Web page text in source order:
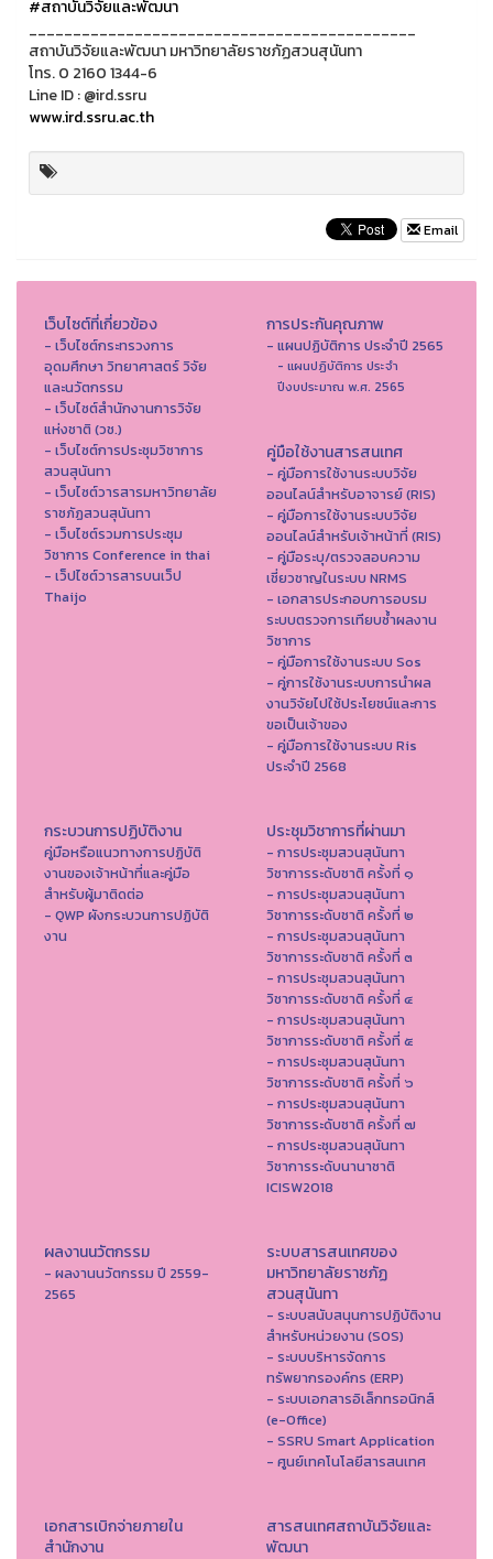
#สถาบันวิจัยและพัฒนา
____________________________________________
สถาบันวิจัยและพัฒนา มหาวิทยาลัยราชภัฏสวนสุนันทา
โทร. 0 2160 1344-6
Line ID : @ird.ssru
www.ird.ssru.ac.th
Email
เว็บไซต์ที่เกี่ยวข้อง
- เว็บไซต์กระทรวงการ
อุดมศึกษา วิทยาศาสตร์ วิจัย
และนวัตกรรม
- เว็บไซต์สำนักงานการวิจัย
แห่งชาติ (วช.)
- เว็บไซต์การประชุมวิชาการ
สวนสุนันทา
- เว็บไซต์วารสารมหาวิทยาลัย
ราชภัฏสวนสุนันทา
- เว็บไซต์รวมการประชุม
วิชาการ Conference in thai
- เว็ปไซต์วารสารบนเว็ป
Thaijo
การประกันคุณภาพ
- แผนปฏิบัติการ ประจำปี 2565
- แผนปฏิบัติการ ประจำ
ปีงบประมาณ พ.ศ. 2565
คู่มือใช้งานสารสนเทศ
- คู่มือการใช้งานระบบวิจัย
ออนไลน์สำหรับอาจารย์ (RIS)
- คู่มือการใช้งานระบบวิจัย
ออนไลน์สำหรับเจ้าหน้าที่ (RIS)
- คู่มือระบุ/ตรวจสอบความ
เชี่ยวชาญในระบบ NRMS
- เอกสารประกอบการอบรม
ระบบตรวจการเทียบซ้ำผลงาน
วิชาการ
- คู่มือการใช้งานระบบ Sos
- คู่การใช้งานระบบการนำผล
งานวิจัยไปใช้ประโยชน์และการ
ขอเป็นเจ้าของ
- คู่มือการใช้งานระบบ Ris
ประจำปี 2568
กระบวนการปฏิบัติงาน
คู่มือหรือแนวทางการปฏิบัติ
งานของเจ้าหน้าที่และคู่มือ
สำหรับผู้มาติดต่อ
- QWP ผังกระบวนการปฏิบัติ
งาน
ประชุมวิชาการที่ผ่านมา
- การประชุมสวนสุนันทา
วิชาการระดับชาติ ครั้งที่ ๑
- การประชุมสวนสุนันทา
วิชาการระดับชาติ ครั้งที่ ๒
- การประชุมสวนสุนันทา
วิชาการระดับชาติ ครั้งที่ ๓
- การประชุมสวนสุนันทา
วิชาการระดับชาติ ครั้งที่ ๔
- การประชุมสวนสุนันทา
วิชาการระดับชาติ ครั้งที่ ๕
- การประชุมสวนสุนันทา
วิชาการระดับชาติ ครั้งที่ ๖
- การประชุมสวนสุนันทา
วิชาการระดับชาติ ครั้งที่ ๗
- การประชุมสวนสุนันทา
วิชาการระดับนานาชาติ
ICISW2018
ผลงานนวัตกรรม
- ผลงานนวัตกรรม ปี 2559-
2565
ระบบสารสนเทศของ
มหาวิทยาลัยราชภัฏ
สวนสุนันทา
- ระบบสนับสนุนการปฏิบัติงาน
สำหรับหน่วยงาน (SOS)
- ระบบบริหารจัดการ
ทรัพยากรองค์กร (ERP)
- ระบบเอกสารอิเล็กทรอนิกส์
(e-Office)
- SSRU Smart Application
- ศูนย์เทคโนโลยีสารสนเทศ
เอกสารเบิกจ่ายภายใน
สำนักงาน
สารสนเทศสถาบันวิจัยและ
พัฒนา